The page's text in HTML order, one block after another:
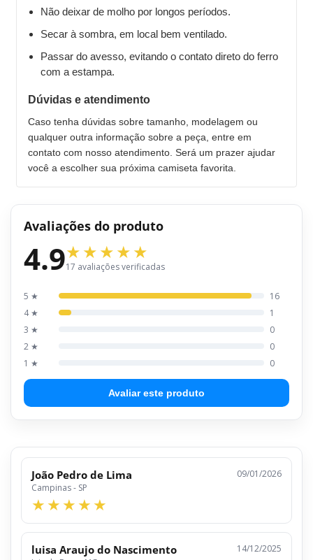
Não deixar de molho por longos períodos.
Secar à sombra, em local bem ventilado.
Passar do avesso, evitando o contato direto do ferro
com a estampa.
Dúvidas e atendimento
Caso tenha dúvidas sobre tamanho, modelagem ou
qualquer outra informação sobre a peça, entre em
contato com nosso atendimento. Será um prazer ajudar
você a escolher sua próxima camiseta favorita.
Avaliações do produto
4.917 avaliações verificadas
5 ★
16
4 ★
1
3 ★
0
2 ★
0
1 ★
0
Avaliar este produto
João Pedro de Lima
Campinas - SP
09/01/2026
luisa Araujo do Nascimento 14/12/2025